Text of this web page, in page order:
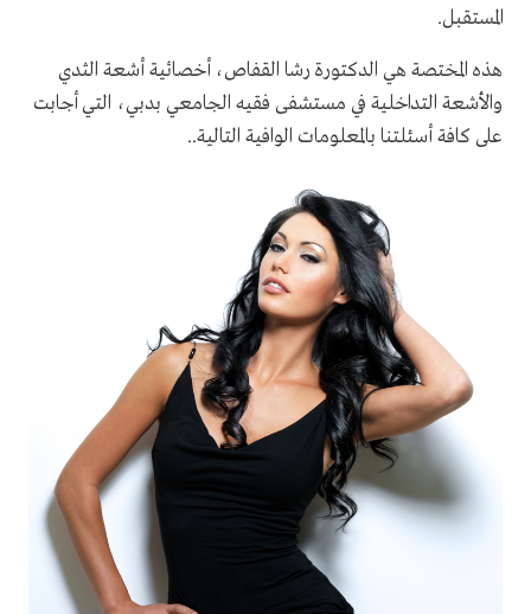
المستقبل.
هذه المختصة هي الدكتورة رشا القفاص، أخصائية أشعة الثدي
والأشعة التداخلية في مستشفى فقيه الجامعي بدبي، التي أجابت
على كافة أسئلتنا بالمعلومات الوافية التالية..